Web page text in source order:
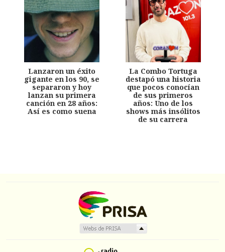
Lanzaron un éxito
gigante en los 90, se
separaron y hoy
lanzan su primera
canción en 28 años:
Así es como suena
La Combo Tortuga
destapó una historia
que pocos conocían
de sus primeros
años: Uno de los
shows más insólitos
de su carrera